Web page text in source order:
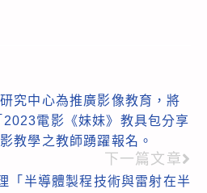
究中心為推廣影像教育，將
電影《妹妹》教具包分享
教學之教師踴躍報名。
下一篇文章
「半導體製程技術與雷射在半